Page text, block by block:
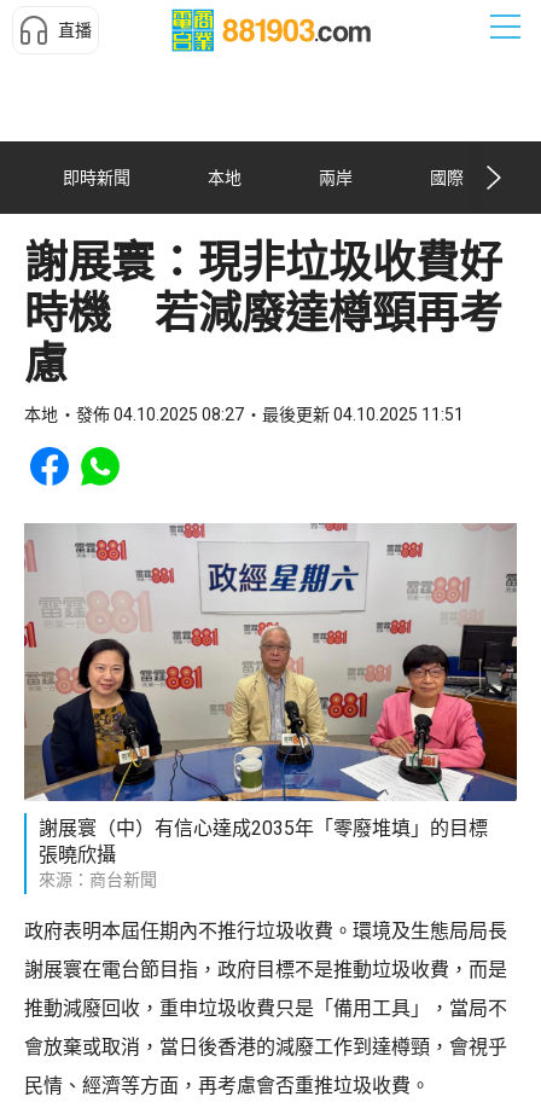
直播
即時新聞 本地 兩岸 國際
謝展寰：現非垃圾收費好
時機 若減廢達樽頸再考
慮
本地 發佈 04.10.2025 08:27 最後更新 04.10.2025 11:51
Share to Facebook
Share to WhatsApp
謝展寰（中）有信心達成2035年「零廢堆填」的目標
張曉欣攝
來源：商台新聞
政府表明本屆任期內不推行垃圾收費。環境及生態局局長
謝展寰在電台節目指，政府目標不是推動垃圾收費，而是
推動減廢回收，重申垃圾收費只是「備用工具」，當局不
會放棄或取消，當日後香港的減廢工作到達樽頸，會視乎
民情、經濟等方面，再考慮會否重推垃圾收費。